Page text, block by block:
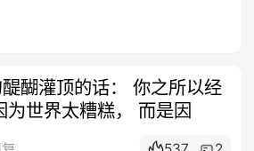
醐灌顶的话： ​你之所以经
为世界太糟糕， 而是因